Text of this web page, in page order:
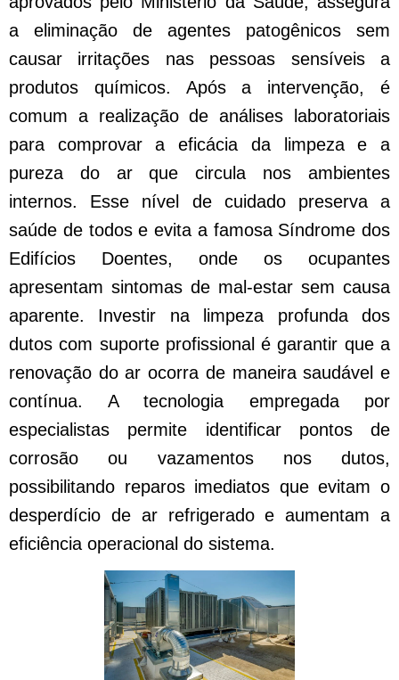
a eliminação de agentes patogênicos sem
causar irritações nas pessoas sensíveis a
produtos químicos. Após a intervenção, é
comum a realização de análises laboratoriais
para comprovar a eficácia da limpeza e a
pureza do ar que circula nos ambientes
internos. Esse nível de cuidado preserva a
saúde de todos e evita a famosa Síndrome dos
Edifícios Doentes, onde os ocupantes
apresentam sintomas de mal-estar sem causa
aparente. Investir na limpeza profunda dos
dutos com suporte profissional é garantir que a
renovação do ar ocorra de maneira saudável e
contínua. A tecnologia empregada por
especialistas permite identificar pontos de
corrosão ou vazamentos nos dutos,
possibilitando reparos imediatos que evitam o
desperdício de ar refrigerado e aumentam a
eficiência operacional do sistema.